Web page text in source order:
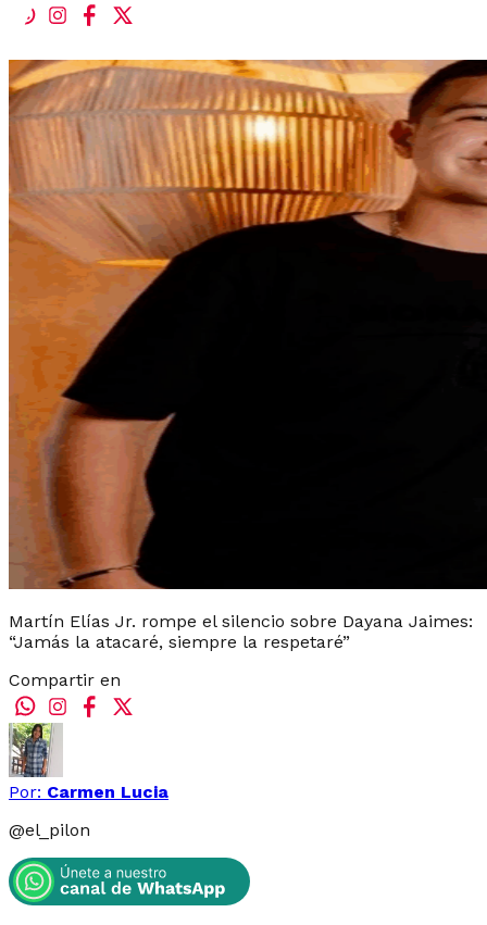
Martín Elías Jr. rompe el silencio sobre Dayana Jaimes:
“Jamás la atacaré, siempre la respetaré”
Compartir en
Por: Carmen Lucia
@el_pilon